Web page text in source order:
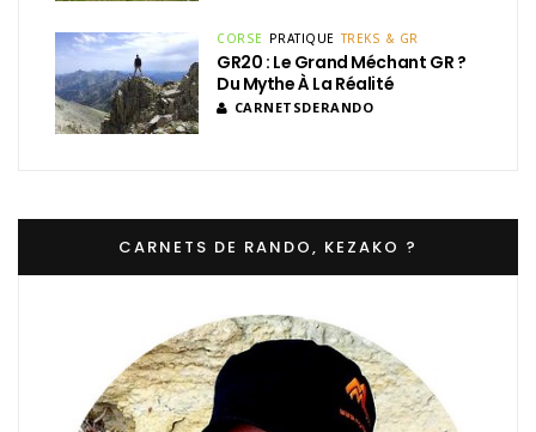
CORSE PRATIQUE TREKS & GR
GR20 : Le Grand Méchant GR ?
Du Mythe À La Réalité
CARNETSDERANDO
CARNETS DE RANDO, KEZAKO ?